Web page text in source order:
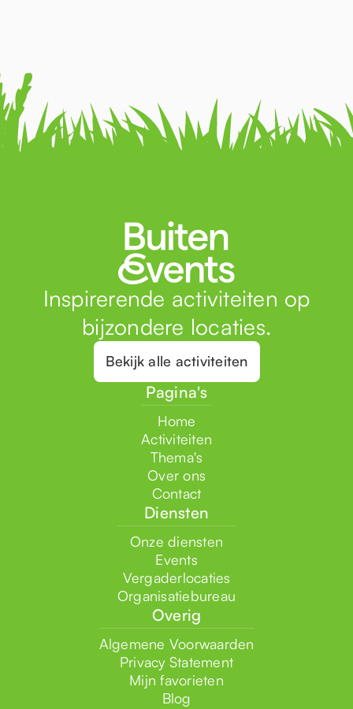
Inspirerende activiteiten op
bijzondere locaties.
Bekijk alle activiteiten
Pagina's
Home
Activiteiten
Thema's
Over ons
Contact
Diensten
Onze diensten
Events
Vergaderlocaties
Organisatiebureau
Overig
Algemene Voorwaarden
Privacy Statement
Mijn favorieten
Blog